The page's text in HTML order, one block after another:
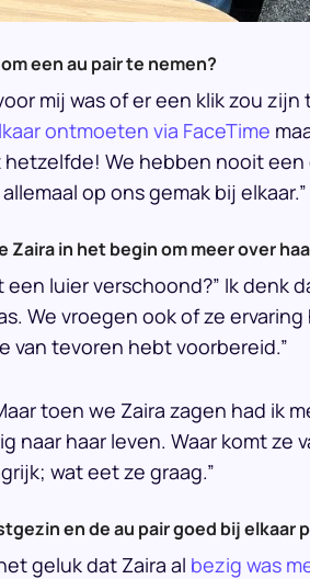
een au pair te nemen?
mij was of er een klik zou
ontmoeten via FaceTime
We hebben nooit
op ons gemak bij elkaar.”
Zaira in het begin om meer over
een luier verschoond?” Ik denk
We vroegen ook of ze
van tevoren hebt voorbereid.”
toen we Zaira zagen had
naar haar leven. Waar komt
wat eet ze graag.”
en de au pair goed bij elkaar
geluk dat Zaira al bezig was